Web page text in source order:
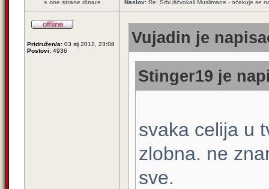
s one strane dinare Naslov: Re: Srbi iščvokali Muslimane - očekuje se
Pridružen/a: 03 sij 2012, 23:08
Postovi: 4936
Vujadin je
Stinger19 je
svaka celija u
zlobna. ne
sve.